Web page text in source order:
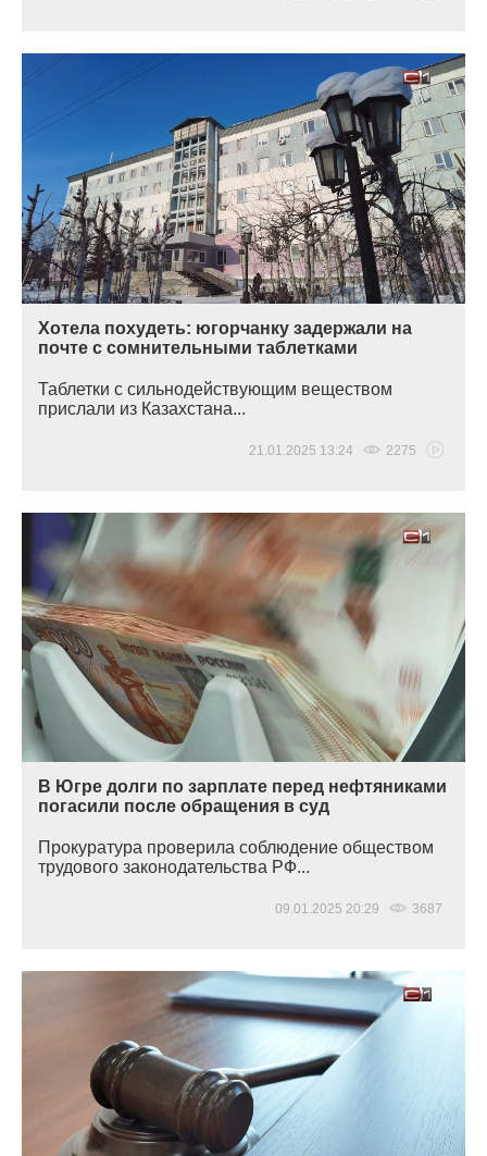
Хотела похудеть: югорчанку задержали на
почте с сомнительными таблетками
Таблетки с сильнодействующим веществом
прислали из Казахстана...
21.01.2025 13:24 2275
В Югре долги по зарплате перед нефтяниками
погасили после обращения в суд
Прокуратура проверила соблюдение обществом
трудового законодательства РФ...
09.01.2025 20:29 3687